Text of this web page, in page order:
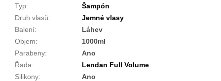
Typ:
Šampón
Druh vlasů:
Jemné vlasy
Balení:
Láhev
Objem:
1000ml
Parabeny:
Ano
Řada:
Lendan Full Volume
Silikony:
Ano